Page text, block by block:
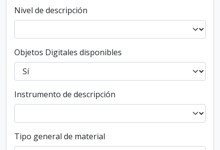
Nivel de descripción
Objetos Digitales disponibles
Instrumento de descripción
Tipo general de material